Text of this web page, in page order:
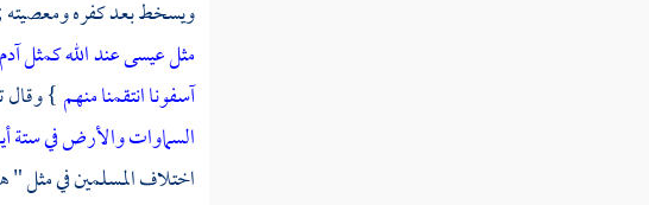
ويسخط بعد كفره ومعصيته ;
مثل عيسى عند الله كمثل
آسفونا انتقمنا منهم}
السماوات والأرض في ستة
اختلاف المسلمين في مثل "